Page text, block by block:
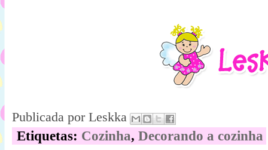
Publicada por Leskka
Etiquetas: Cozinha, Decorando a cozinha